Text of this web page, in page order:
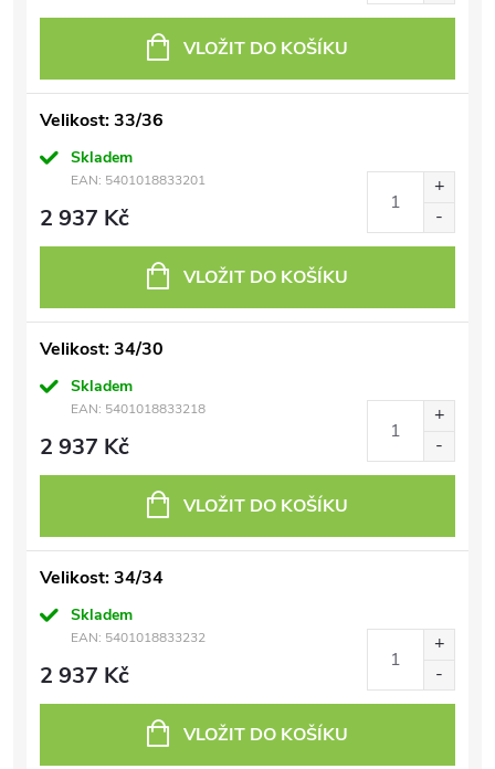
VLOŽIT DO KOŠÍKU
Velikost: 33/36
Skladem
EAN: 5401018833201
2 937 Kč
VLOŽIT DO KOŠÍKU
Velikost: 34/30
Skladem
EAN: 5401018833218
2 937 Kč
VLOŽIT DO KOŠÍKU
Velikost: 34/34
Skladem
EAN: 5401018833232
2 937 Kč
VLOŽIT DO KOŠÍKU